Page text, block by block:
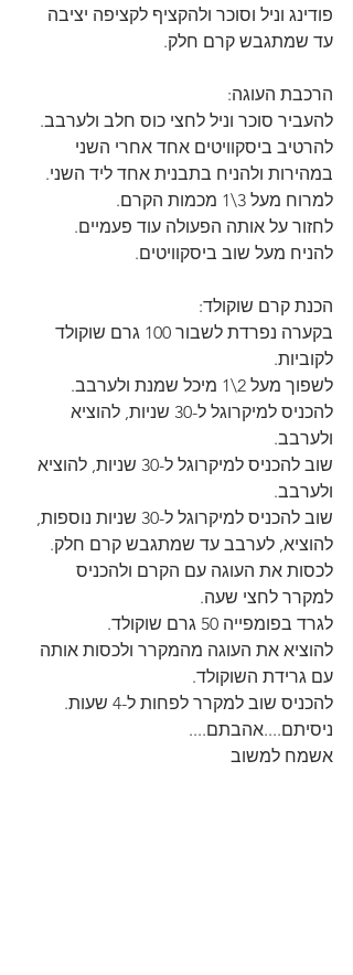
פודינג וניל וסוכר ולהקציף לקציפה יציבה
עד שמתגבש קרם חלק.
הרכבת העוגה:
להעביר סוכר וניל לחצי כוס חלב ולערבב.
להרטיב ביסקוויטים אחד אחרי השני
במהירות ולהניח בתבנית אחד ליד השני.
למרוח מעל 3\1 מכמות הקרם.
לחזור על אותה הפעולה עוד פעמיים.
להניח מעל שוב ביסקוויטים.
הכנת קרם שוקולד:
בקערה נפרדת לשבור 100 גרם שוקולד
לקוביות.
לשפוך מעל 2\1 מיכל שמנת ולערבב.
להכניס למיקרוגל ל-30 שניות, להוציא
ולערבב.
שוב להכניס למיקרוגל ל-30 שניות, להוציא
ולערבב.
שוב להכניס למיקרוגל ל-30 שניות נוספות,
להוציא, לערבב עד שמתגבש קרם חלק.
לכסות את העוגה עם הקרם ולהכניס
למקרר לחצי שעה.
לגרד בפומפייה 50 גרם שוקולד.
להוציא את העוגה מהמקרר ולכסות אותה
עם גרידת השוקולד.
להכניס שוב למקרר לפחות ל-4 שעות.
ניסיתם....אהבתם....
אשמח למשוב